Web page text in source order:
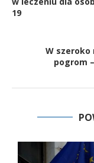
19
W szeroko
pogrom